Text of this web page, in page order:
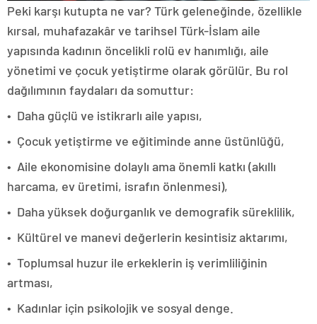
Peki karşı kutupta ne var? Türk geleneğinde, özellikle
kırsal, muhafazakâr ve tarihsel Türk-İslam aile
yapısında kadının öncelikli rolü ev hanımlığı, aile
yönetimi ve çocuk yetiştirme olarak görülür. Bu rol
dağılımının faydaları da somuttur:
• Daha güçlü ve istikrarlı aile yapısı,
• Çocuk yetiştirme ve eğitiminde anne üstünlüğü,
• Aile ekonomisine dolaylı ama önemli katkı (akıllı
harcama, ev üretimi, israfın önlenmesi),
• Daha yüksek doğurganlık ve demografik süreklilik,
• Kültürel ve manevi değerlerin kesintisiz aktarımı,
• Toplumsal huzur ile erkeklerin iş verimliliğinin
artması,
• Kadınlar için psikolojik ve sosyal denge.